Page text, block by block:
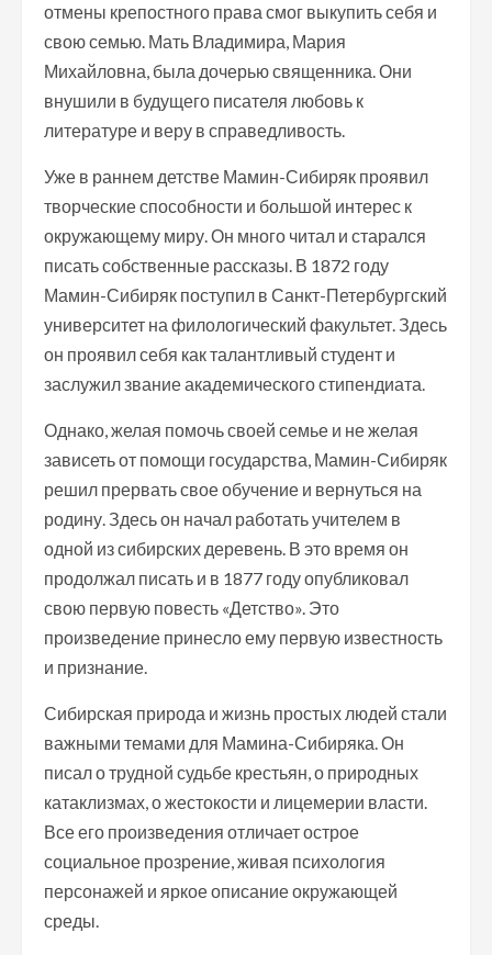
отмены крепостного права смог выкупить себя и
свою семью. Мать Владимира, Мария
Михайловна, была дочерью священника. Они
внушили в будущего писателя любовь к
литературе и веру в справедливость.
Уже в раннем детстве Мамин-Сибиряк проявил
творческие способности и большой интерес к
окружающему миру. Он много читал и старался
писать собственные рассказы. В 1872 году
Мамин-Сибиряк поступил в Санкт-Петербургский
университет на филологический факультет. Здесь
он проявил себя как талантливый студент и
заслужил звание академического стипендиата.
Однако, желая помочь своей семье и не желая
зависеть от помощи государства, Мамин-Сибиряк
решил прервать свое обучение и вернуться на
родину. Здесь он начал работать учителем в
одной из сибирских деревень. В это время он
продолжал писать и в 1877 году опубликовал
свою первую повесть «Детство». Это
произведение принесло ему первую известность
и признание.
Сибирская природа и жизнь простых людей стали
важными темами для Мамина-Сибиряка. Он
писал о трудной судьбе крестьян, о природных
катаклизмах, о жестокости и лицемерии власти.
Все его произведения отличает острое
социальное прозрение, живая психология
персонажей и яркое описание окружающей
среды.